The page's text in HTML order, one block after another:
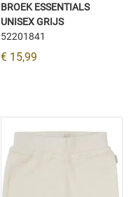
BROEK ESSENTIALS
UNISEX GRIJS
52201841
€ 15,99